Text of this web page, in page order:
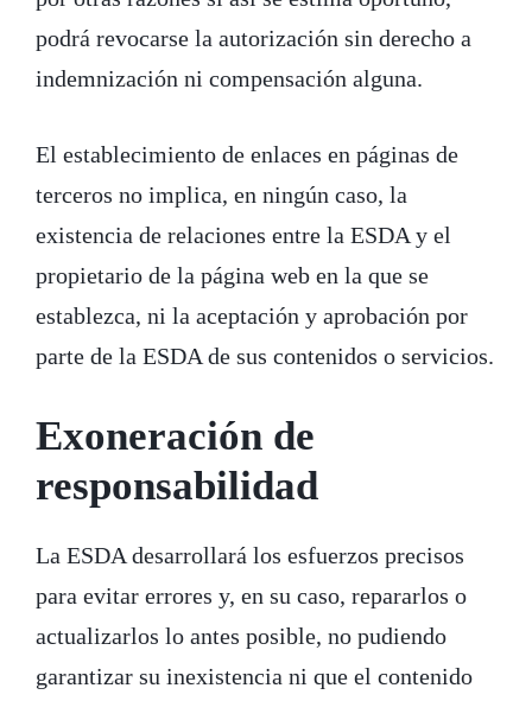
podrá revocarse la autorización sin derecho a
indemnización ni compensación alguna.
El establecimiento de enlaces en páginas de
terceros no implica, en ningún caso, la
existencia de relaciones entre la ESDA y el
propietario de la página web en la que se
establezca, ni la aceptación y aprobación por
parte de la ESDA de sus contenidos o servicios.
Exoneración de
responsabilidad
La ESDA desarrollará los esfuerzos precisos
para evitar errores y, en su caso, repararlos o
actualizarlos lo antes posible, no pudiendo
garantizar su inexistencia ni que el contenido